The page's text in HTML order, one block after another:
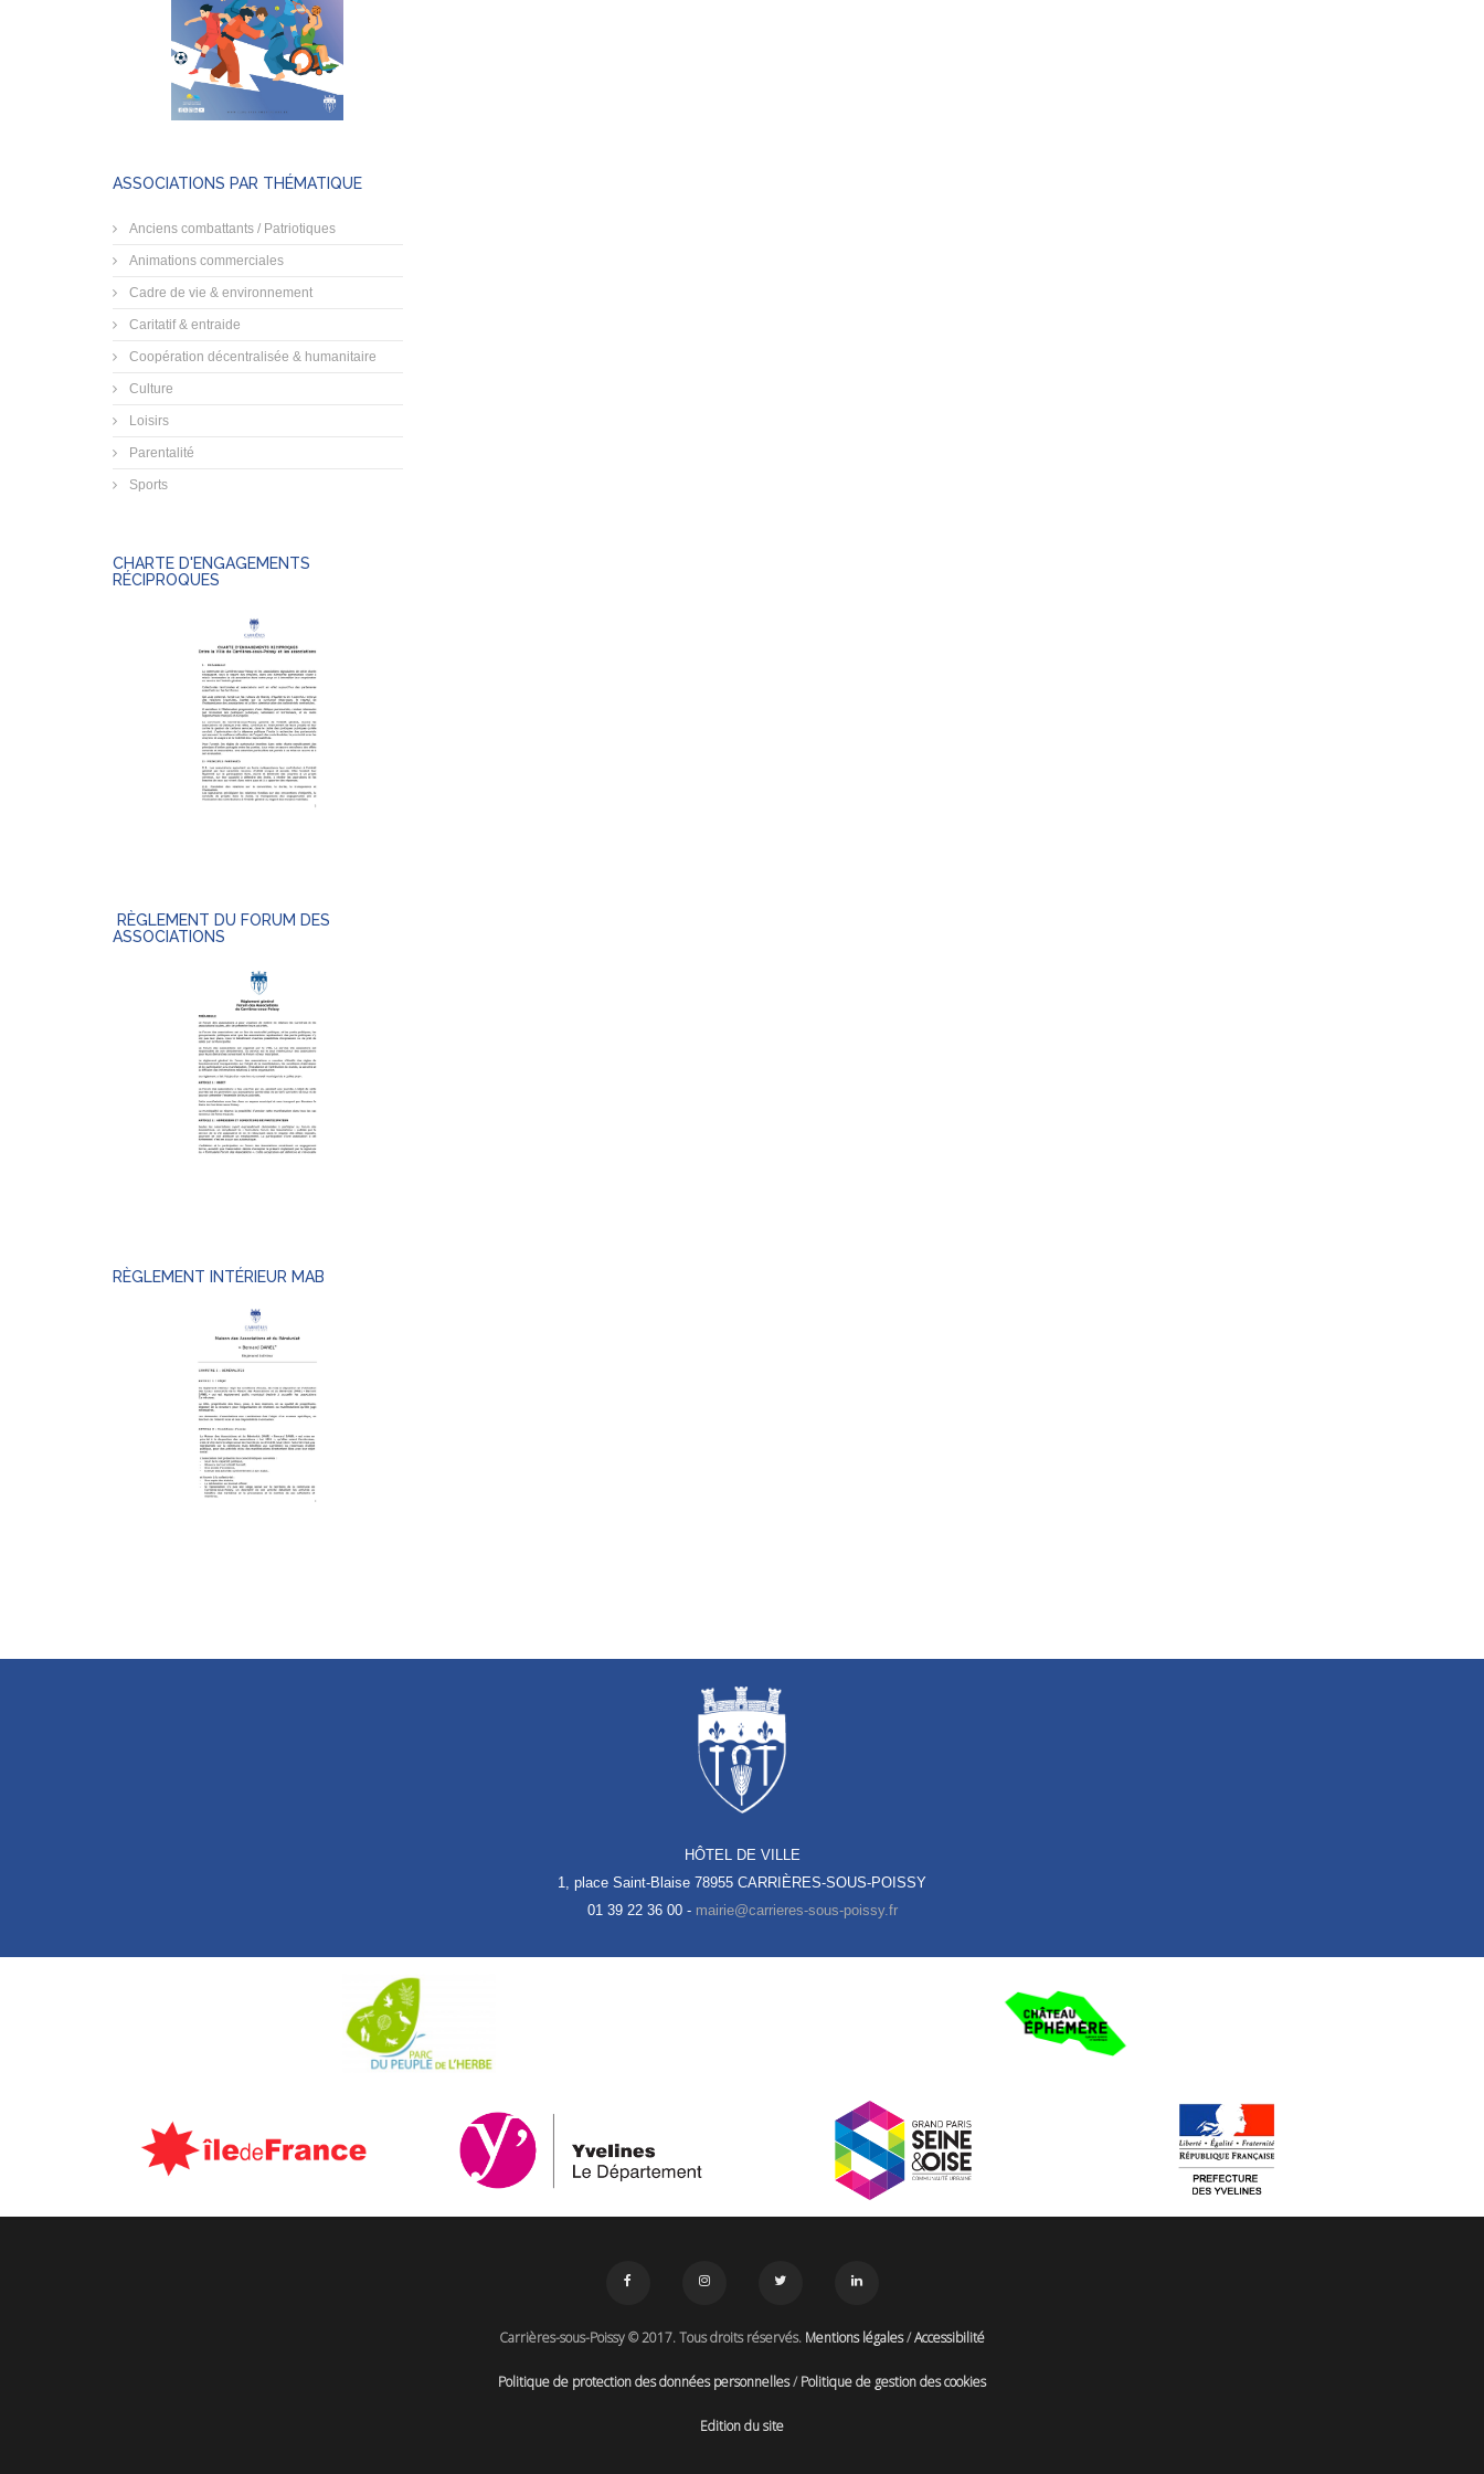
ASSOCIATIONS PAR THÉMATIQUE
Anciens combattants / Patriotiques
Animations commerciales
Cadre de vie & environnement
Caritatif & entraide
Coopération décentralisée & humanitaire
Culture
Loisirs
Parentalité
Sports
CHARTE D'ENGAGEMENTS
RÉCIPROQUES
RÈGLEMENT DU FORUM DES
ASSOCIATIONS
RÈGLEMENT INTÉRIEUR MAB
HÔTEL DE VILLE
1, place Saint-Blaise 78955 CARRIÈRES-SOUS-POISSY
01 39 22 36 00 -
Carrières-sous-Poissy © 2017. Tous droits réservés. Mentions légales/Accessibilité
Politique de protection des données personnelles/Politique de gestion des cookies
Edition du site